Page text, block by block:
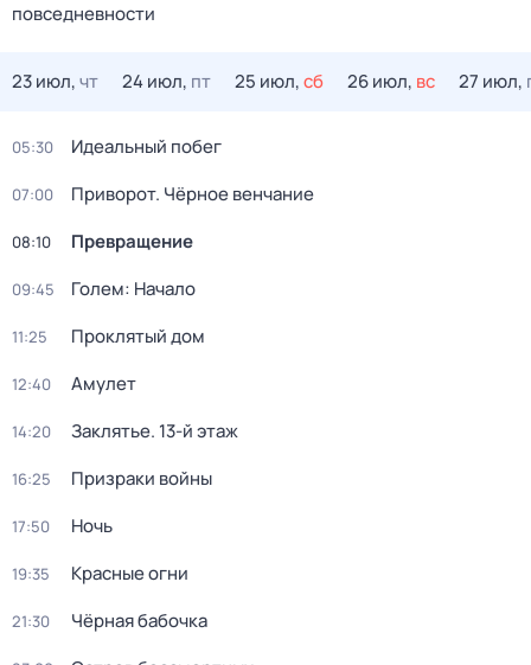
повседневности
23 июл,чт 24 июл, пт 25 июл,сб 26 июл, вс 27 июл,
05:30 Идеальный побег
07:00 Приворот. Чёрное венчание
08:10 Превращение
09:45 Голем: Начало
11:25 Проклятый дом
12:40 Амулет
14:20 Заклятье. 13-й этаж
16:25 Призраки войны
17:50 Ночь
19:35 Красные огни
21:30 Чёрная бабочка